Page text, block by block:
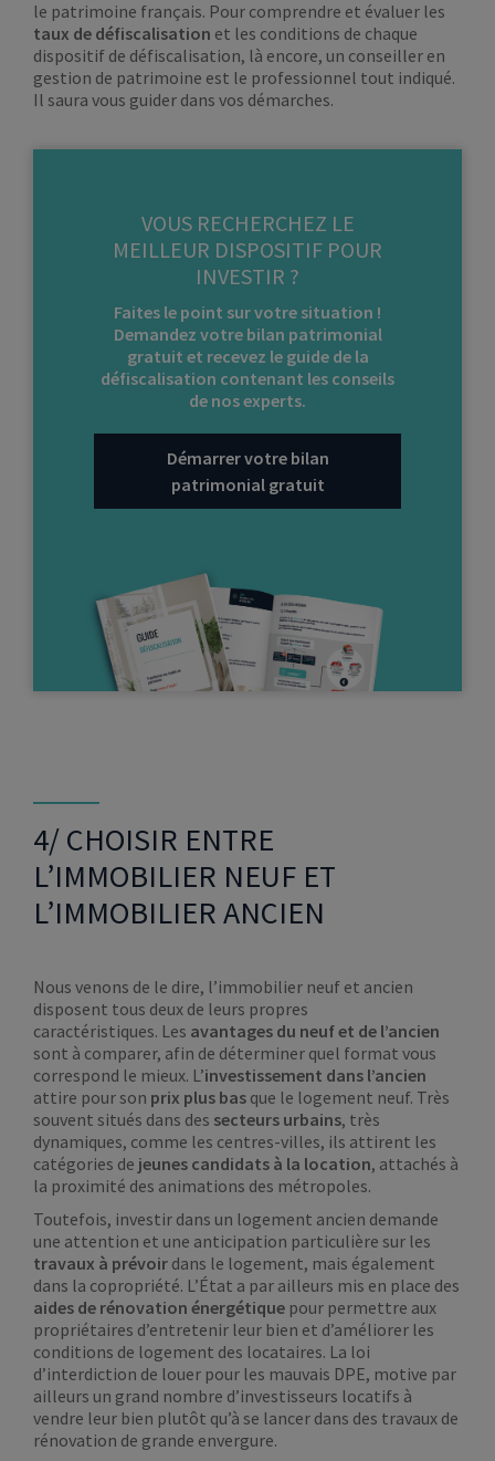
le patrimoine français. Pour comprendre et évaluer les
taux de défiscalisation et les conditions de chaque
dispositif de défiscalisation, là encore, un conseiller en
gestion de patrimoine est le professionnel tout indiqué.
Il saura vous guider dans vos démarches.
VOUS RECHERCHEZ LE
MEILLEUR DISPOSITIF POUR
INVESTIR ?
Faites le point sur votre situation !
Demandez votre bilan patrimonial
gratuit et recevez le guide de la
défiscalisation contenant les conseils
de nos experts.
Démarrer votre bilan
patrimonial gratuit
4/ CHOISIR ENTRE
L’IMMOBILIER NEUF ET
L’IMMOBILIER ANCIEN
Nous venons de le dire, l’immobilier neuf et ancien
disposent tous deux de leurs propres
caractéristiques. Les avantages du neuf et de l’ancien
sont à comparer, afin de déterminer quel format vous
correspond le mieux. L’investissement dans l’ancien
attire pour son prix plus bas que le logement neuf. Très
souvent situés dans des secteurs urbains, très
dynamiques, comme les centres-villes, ils attirent les
catégories de jeunes candidats à la location, attachés à
la proximité des animations des métropoles.
Toutefois, investir dans un logement ancien demande
une attention et une anticipation particulière sur les
travaux à prévoir dans le logement, mais également
dans la copropriété. L’État a par ailleurs mis en place des
aides de rénovation énergétique pour permettre aux
propriétaires d’entretenir leur bien et d’améliorer les
conditions de logement des locataires. La loi
d’interdiction de louer pour les mauvais DPE, motive par
ailleurs un grand nombre d’investisseurs locatifs à
vendre leur bien plutôt qu’à se lancer dans des travaux de
rénovation de grande envergure.